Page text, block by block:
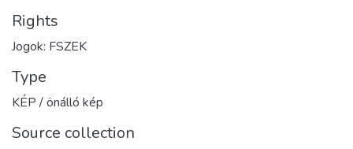
Rights
Jogok: FSZEK
Type
KÉP / önálló kép
Source collection